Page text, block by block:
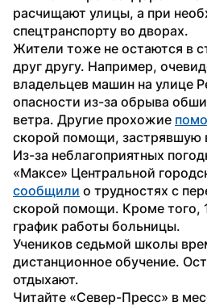
расчищают улицы, а при
спецтранспорту во дворах.
Жители тоже не остаются в
друг другу. Например,
владельцев машин на улице
опасности из-за обрыва
ветра. Другие прохожие
скорой помощи, застрявшую
Из-за неблагоприятных
«Максе» Центральной
сообщили о трудностях с
скорой помощи. Кроме того,
график работы больницы.
Учеников седьмой школы
дистанционное обучение.
отдыхают.
Читайте «Север-Пресс» в